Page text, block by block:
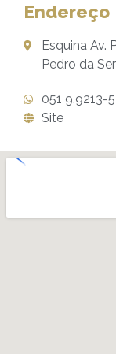
Endereço
Esquina Av.
Pedro da
051 9.9213-
Site